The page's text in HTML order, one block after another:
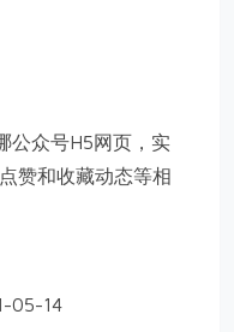
公众号H5网页，实
赞和收藏动态等相
05-14